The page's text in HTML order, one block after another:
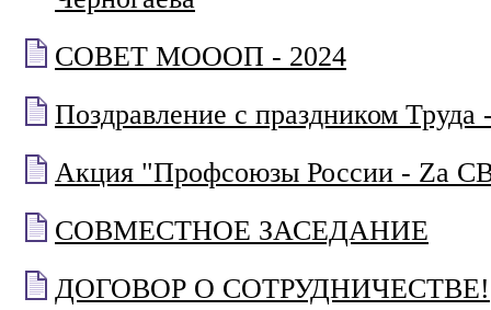
СОВЕТ МОООП - 2024
Поздравление с праздником Труда
Акция "Профсоюзы России - Za
СОВМЕСТНОЕ ЗАСЕДАНИЕ
ДОГОВОР О СОТРУДНИЧЕСТВЕ!